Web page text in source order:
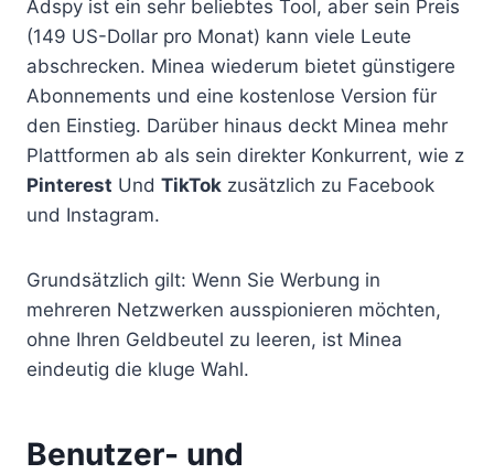
Adspy ist ein sehr beliebtes Tool, aber sein Preis
(149 US-Dollar pro Monat) kann viele Leute
abschrecken. Minea wiederum bietet günstigere
Abonnements und eine kostenlose Version für
den Einstieg. Darüber hinaus deckt Minea mehr
Plattformen ab als sein direkter Konkurrent, wie z
Pinterest Und TikTok zusätzlich zu Facebook
und Instagram.
Grundsätzlich gilt: Wenn Sie Werbung in
mehreren Netzwerken ausspionieren möchten,
ohne Ihren Geldbeutel zu leeren, ist Minea
eindeutig die kluge Wahl.
Benutzer- und